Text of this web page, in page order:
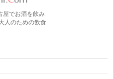
屋でお酒を飲み
人のための飲食